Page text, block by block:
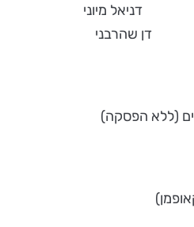
דניאל מיוני
שהרבני
(ללא הפסקה)